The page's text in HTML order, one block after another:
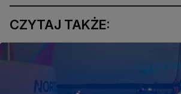
CZYTAJ TAKŻE: